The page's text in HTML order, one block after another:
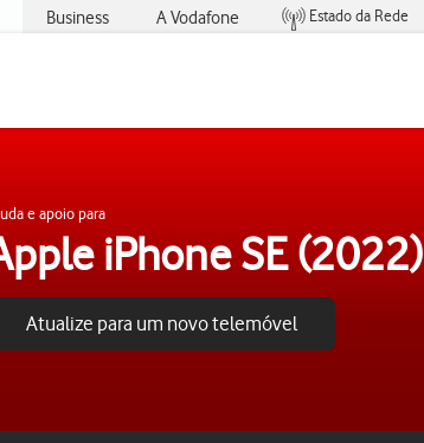
Business A Vodafone
Estado da Rede
e apoio para
iPhone SE (2022)
Atualize para um novo telemóvel